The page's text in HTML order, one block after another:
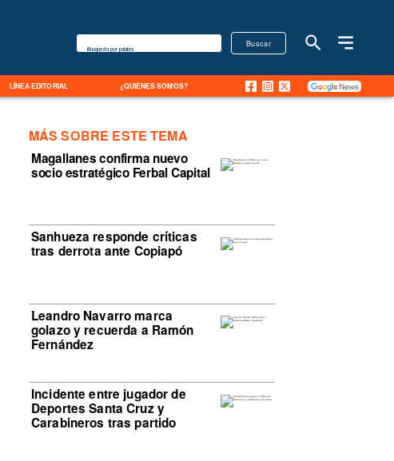
LÍNEA EDITORIAL ¿QUIÉNES SOMOS?
Buscar
Búsqueda por palabra
Magallanes confirma nuevo
socio estratégico Ferbal Capital
Sanhueza responde críticas
tras derrota ante Copiapó
Leandro Navarro marca
golazo y recuerda a Ramón
Fernández
Incidente entre jugador de
Deportes Santa Cruz y
Carabineros tras partido
MÁS SOBRE ESTE TEMA